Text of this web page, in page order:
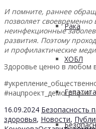
Рака
ХОБЛ
И помните, раннее
позволяет своевременно
неинфекционные
развития. Поэтому
и профилактические
Здоровье ценно в любом
#нацпроект_демография
16.09.2024 Безопасность
здоровья, Новости,